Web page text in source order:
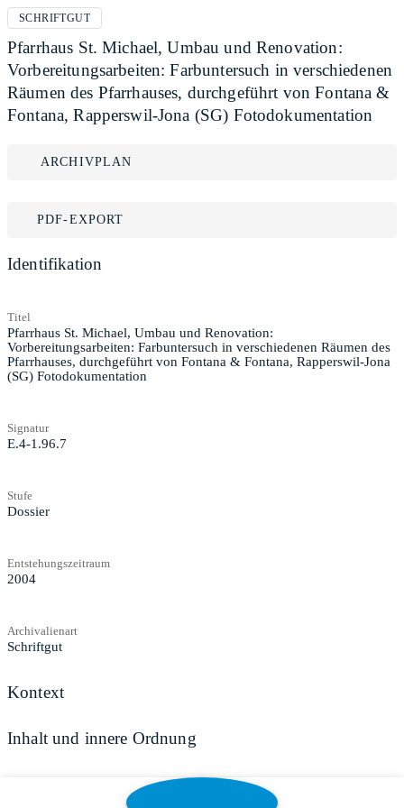
SCHRIFTGUT
Pfarrhaus St. Michael, Umbau und Renovation:
Vorbereitungsarbeiten: Farbuntersuch in verschiedenen
Räumen des Pfarrhauses, durchgeführt von Fontana &
Fontana, Rapperswil-Jona (SG) Fotodokumentation
ARCHIVPLAN
PDF-EXPORT
Identifikation
Titel
Pfarrhaus St. Michael, Umbau und Renovation:
Vorbereitungsarbeiten: Farbuntersuch in verschiedenen Räumen des
Pfarrhauses, durchgeführt von Fontana & Fontana, Rapperswil-Jona
(SG) Fotodokumentation
Signatur
E.4-1.96.7
Stufe
Dossier
Entstehungszeitraum
2004
Archivalienart
Schriftgut
Kontext
Inhalt und innere Ordnung
Zugangs- und Benutzungsbestimmungen